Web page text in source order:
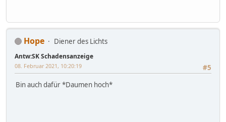
Hope Diener des Lichts
Antw:SK Schadensanzeige
#5
08. Februar 2021, 10:20:19
Bin auch dafür *Daumen hoch*